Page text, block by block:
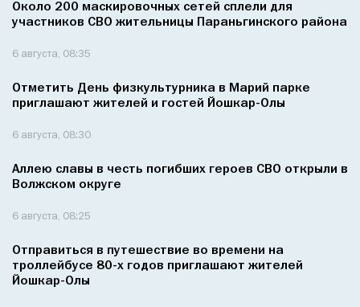
Около 200 маскировочных сетей сплели для
участников СВО жительницы Параньгинского района
6 августа, 08:35
Отметить День физкультурника в Марий парке
приглашают жителей и гостей Йошкар-Олы
6 августа, 08:30
Аллею славы в честь погибших героев СВО открыли в
Волжском округе
6 августа, 08:25
Отправиться в путешествие во времени на
троллейбусе 80-х годов приглашают жителей
Йошкар-Олы